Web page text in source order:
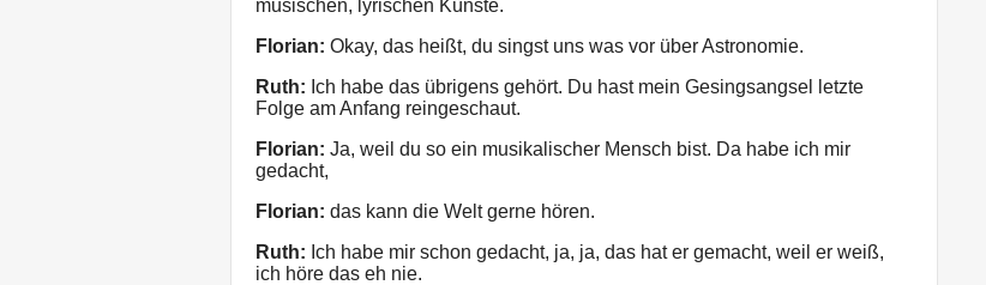
musischen, lyrischen Künste.
Florian: Okay, das heißt, du singst uns was vor über Astronomie.
Ruth: Ich habe das übrigens gehört. Du hast mein Gesingsangsel letzte
Folge am Anfang reingeschaut.
Florian: Ja, weil du so ein musikalischer Mensch bist. Da habe ich mir
gedacht,
Florian: das kann die Welt gerne hören.
Ruth: Ich habe mir schon gedacht, ja, ja, das hat er gemacht, weil er weiß,
ich höre das eh nie.